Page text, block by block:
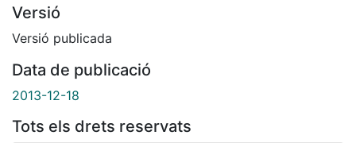
Versió
Versió publicada
Data de publicació
2013-12-18
Tots els drets reservats